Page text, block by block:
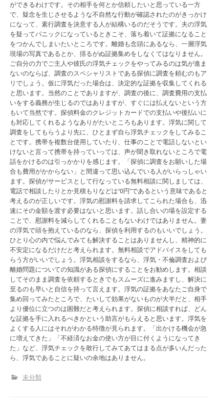
ができるわけです。その相手を何とか信頼したいと思っている一方
で、疑念を生じさせるような不自然な行動が確認されたのがきっかけ
になって、素行調査を決意する人が結構いるのだそうです。夫の浮気
を疑ってパニックになっているときこそ、落ち着いて証拠になること
をつかんでしまいたいところです。離婚も念頭にあるなら、一層浮気
現場の写真であるとか、揺るがぬ証拠集めをしなくてはなりません。
ご自分の力でご主人や彼氏の浮気チェックをやってみるのは気が進ま
ないのならば、調査のスペシャリストである探偵に調査を頼むのもア
リでしょう。仮に浮気だった場合は、決定的な証拠を収集してくれる
と思います。当然のことでありますが、調査の後に、調査費用の支払
いをする義務が生じるのではありますが、すぐには払えないという方
もいて当然です。探偵料金のクレジットカードでの支払いや後払いに
も対応してくれるようなありがたいところもあります。浮気に関して
調査をしてもらうより先に、ひとまず自ら浮気チェックをしてみるこ
とです。携帯を複数台使用していたり、仕事のことで電話しないとい
けないと言って携帯を持っていっては、声が聞き取れないところで電
話をかけるのは引っかかりを感じます。「探偵に調査をお願いした場
合も費用がかからない」と間違って思い込んでいる人がいらっしゃい
ます。探偵がサービスとして行なっている無料相談に関しましては、
電話で相談したりとか見積もりなどは“0円”であるという意味であると
考えるのが正しいです。浮気の慰謝料を請求してこられた場合も、迅
速にその金額を渡す必要はないと思います。話し合いの場を設定する
ことで、慰謝料を減らしてくれることもないわけではありません。妻
の浮気で頭を抱えているのなら、探偵を利用するのもいいでしょう。
ひとり心の内で悩んでみても解決することはありませんし、精神的に
不安定になるだけだと考えられます。無料相談でアドバイスをしても
らう方がいいでしょう。浮気相談をするなら、浮気・不倫調査および
離婚問題についての知識がある探偵にすることをお勧めします。相談
してそのまま調査を依頼するときでもスムーズに進みますし、解決に
至るのも早いと自信を持って言えます。浮気の証拠をあなたご自身で
集め回ってみたところで、たいして効果がないものが大半だと、相手
より優位に立つのは困難だと考えられます。探偵に相談すれば、どん
な証拠を手に入れるべきかという助言がもらえると思います。浮気を
よくする人にはそれがわかる特徴が見られます。「出かける機会が急
に増えてきた」「不経済なお金の使い方が目に付くようになってき
た」など、浮気チェックを敢行してみてあてはまる点が多いんだった
ら、浮気であることに疑いの余地はありません。
未分類